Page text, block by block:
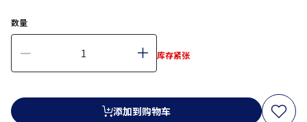
数量
库存紧张
添加到购物车